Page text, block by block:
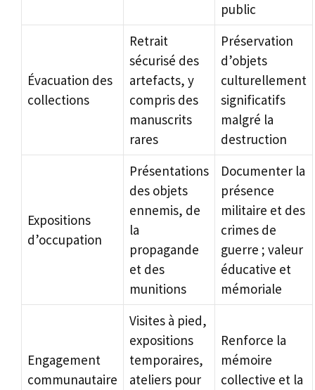
public
Évacuation des
collections
Retrait
sécurisé des
artefacts, y
compris des
manuscrits
rares
Préservation
d’objets
culturellement
significatifs
malgré la
destruction
Expositions
d’occupation
Présentations
des objets
ennemis, de
la
propagande
et des
munitions
Documenter la
présence
militaire et des
crimes de
guerre ; valeur
éducative et
mémoriale
Engagement
communautaire
Visites à pied,
expositions
temporaires,
ateliers pour
Renforce la
mémoire
collective et la